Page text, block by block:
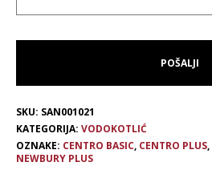
SKU: SAN001021
KATEGORIJA: VODOKOTLIĆ
OZNAKE: CENTRO BASIC, CENTRO PLUS,
NEWBURY PLUS